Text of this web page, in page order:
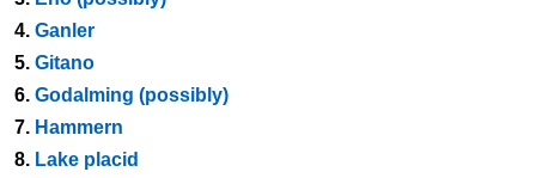
4. Ganler
5. Gitano
6. Godalming (possibly)
7. Hammern
8. Lake placid